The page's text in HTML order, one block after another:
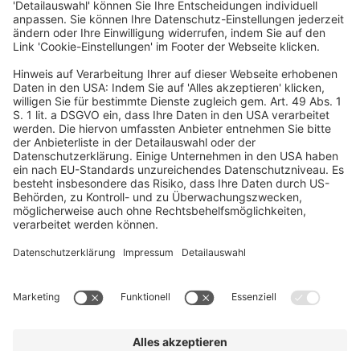
Mainzer Landstraße 251
60326 Frankfurt